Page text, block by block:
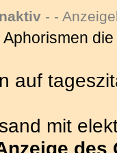
- -
Aphorismen
auf
mit
des